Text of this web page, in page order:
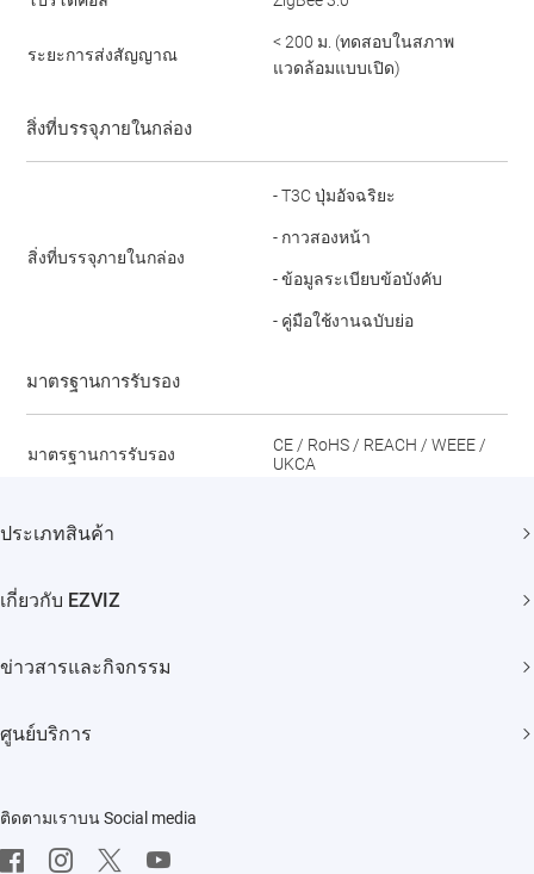
ระยะการส่งสัญญาณ
< 200 ม. (ทดสอบในสภาพ
แวดล้อมแบบเปิด)
สิ่งที่บรรจุภายในกล่อง
สิ่งที่บรรจุภายในกล่อง
- T3C ปุ่มอัจฉริยะ
- กาวสองหน้า
- ข้อมูลระเบียบข้อบังคับ
- คู่มือใช้งานฉบับย่อ
มาตรฐานการรับรอง
มาตรฐานการรับรอง
CE / RoHS / REACH / WEEE /
UKCA
ประเภทสินค้า
เกี่ยวกับ EZVIZ
Trust Center
ข่าวสารและกิจกรรม
ศูนย์บริการ
ดาวโหลด
ติดตามเราบน Social media